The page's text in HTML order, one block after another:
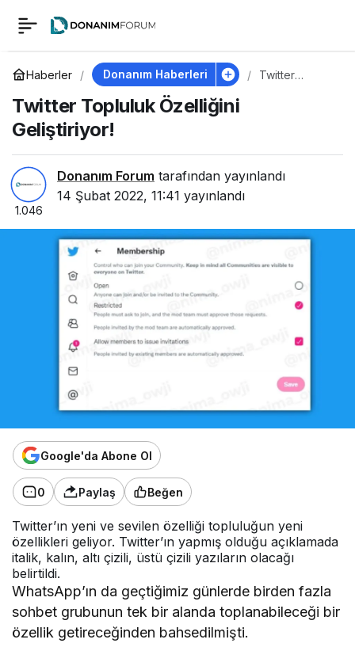
Haberler Donanım Haberleri
Twitter
Twitter Topluluk Özelliğini
Geliştiriyor!
Donanım Forum tarafından yayınlandı
14 Şubat 2022, 11:41 yayınlandı
1.046
Google'da Abone Ol
0 Paylaş Beğen
Twitter’ın yeni ve sevilen özelliği topluluğun yeni
özellikleri geliyor. Twitter’ın yapmış olduğu açıklamada
italik, kalın, altı çizili, üstü çizili yazıların olacağı
belirtildi.
WhatsApp’ın da geçtiğimiz günlerde birden fazla
sohbet grubunun tek bir alanda toplanabileceği bir
özellik getireceğinden bahsedilmişti.
Twitter Topluluk
Özelliğini Geliştiriyor!